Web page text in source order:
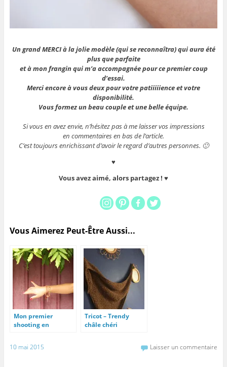
Un grand MERCI à la jolie modèle (qui se reconnaîtra) qui aura été
plus que parfaite
et à mon frangin qui m’a accompagnée pour ce premier coup
d’essai.
Merci encore à vous deux pour votre patiiiiience et votre
disponibilité.
Vous formez un beau couple et une belle équipe.
Si vous en avez envie, n’hésitez pas à me laisser vos impressions
en commentaires en bas de l’article.
C’est toujours enrichissant d’avoir le regard d’autres personnes. 🙂
♥
Vous avez aimé, alors partagez ! ♥
Vous Aimerez Peut-Être Aussi...
Mon premier
shooting en
Tricot – Trendy
châle chéri
10 mai 2015 Laisser un commentaire